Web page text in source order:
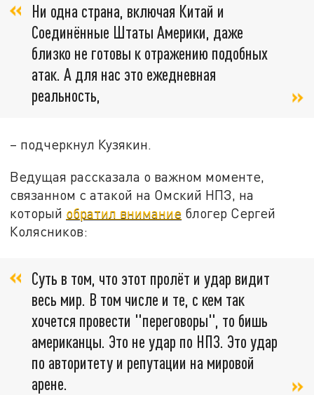
Ни одна страна, включая Китай и
Соединённые Штаты Америки, даже
близко не готовы к отражению подобных
атак. А для нас это ежедневная
реальность,
– подчеркнул Кузякин.
Ведущая рассказала о важном моменте,
связанном с атакой на Омский НПЗ, на
который обратил внимание блогер Сергей
Колясников:
Суть в том, что этот пролёт и удар видит
весь мир. В том числе и те, с кем так
хочется провести "переговоры", то бишь
американцы. Это не удар по НПЗ. Это удар
по авторитету и репутации на мировой
арене.